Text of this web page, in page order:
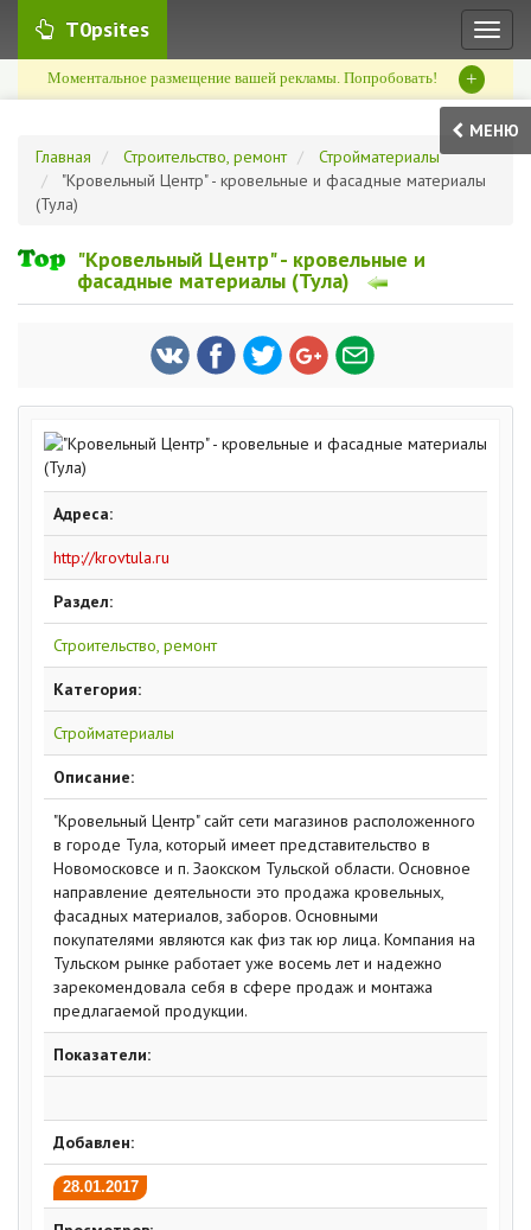
T0psites
Моментальное размещение вашей рекламы. Попробовать! +
МЕНЮ
Главная
Строительство, ремонт
Стройматериалы
"Кровельный Центр" - кровельные и фасадные материалы
(Тула)
"Кровельный Центр" - кровельные и
фасадные материалы (Тула)
Адреса:
http://krovtula.ru
Раздел:
Строительство, ремонт
Категория:
Стройматериалы
Описание:
"Кровельный Центр" сайт сети магазинов расположенного
в городе Тула, который имеет представительство в
Новомосковсе и п. Заокском Тульской области. Основное
направление деятельности это продажа кровельных,
фасадных материалов, заборов. Основными
покупателями являются как физ так юр лица. Компания на
Тульском рынке работает уже восемь лет и надежно
зарекомендовала себя в сфере продаж и монтажа
предлагаемой продукции.
Показатели:
Добавлен:
28.01.2017